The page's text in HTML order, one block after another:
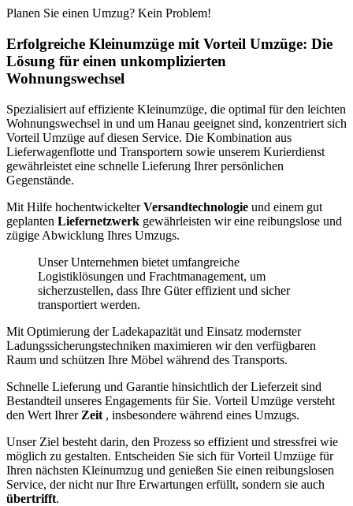
Planen Sie einen Umzug? Kein Problem!
Erfolgreiche Kleinumzüge mit Vorteil Umzüge: Die
Lösung für einen unkomplizierten
Wohnungswechsel
Spezialisiert auf effiziente Kleinumzüge, die optimal für den leichten
Wohnungswechsel in und um Hanau geeignet sind, konzentriert sich
Vorteil Umzüge auf diesen Service. Die Kombination aus
Lieferwagenflotte und Transportern sowie unserem Kurierdienst
gewährleistet eine schnelle Lieferung Ihrer persönlichen
Gegenstände.
Mit Hilfe hochentwickelterVersandtechnologie und einem gut
geplanten Liefernetzwerk gewährleisten wir eine reibungslose und
zügige Abwicklung Ihres Umzugs.
Unser Unternehmen bietet umfangreiche
Logistiklösungen und Frachtmanagement, um
sicherzustellen, dass Ihre Güter effizient und sicher
transportiert werden.
Mit Optimierung der Ladekapazität und Einsatz modernster
Ladungssicherungstechniken maximieren wir den verfügbaren
Raum und schützen Ihre Möbel während des Transports.
Schnelle Lieferung und Garantie hinsichtlich der Lieferzeit sind
Bestandteil unseres Engagements für Sie. Vorteil Umzüge versteht
den Wert Ihrer Zeit , insbesondere während eines Umzugs.
Unser Ziel besteht darin, den Prozess so effizient und stressfrei wie
möglich zu gestalten. Entscheiden Sie sich für Vorteil Umzüge für
Ihren nächsten Kleinumzug und genießen Sie einen reibungslosen
Service, der nicht nur Ihre Erwartungen erfüllt, sondern sie auch
übertrifft.